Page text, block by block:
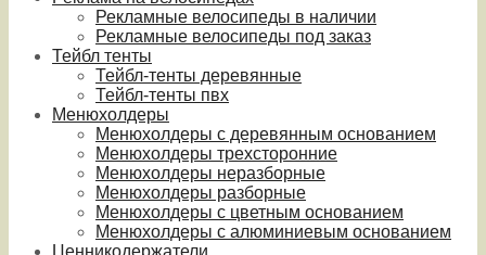
Рекламные велосипеды в наличии
Рекламные велосипеды под заказ
Тейбл тенты
Тейбл-тенты деревянные
Тейбл-тенты пвх
Менюхолдеры
Менюхолдеры с деревянным основанием
Менюхолдеры трехсторонние
Менюхолдеры неразборные
Менюхолдеры разборные
Менюхолдеры с цветным основанием
Менюхолдеры с алюминиевым основанием
Ценникодержатели